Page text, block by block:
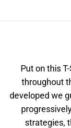
Put on this
throughout
developed we
strategies,